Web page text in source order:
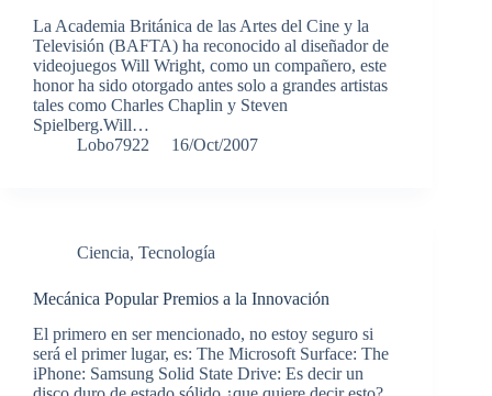
La Academia Británica de las Artes del Cine y la
Televisión (BAFTA) ha reconocido al diseñador de
videojuegos Will Wright, como un compañero, este
honor ha sido otorgado antes solo a grandes artistas
tales como Charles Chaplin y Steven
Spielberg.Will…
Lobo7922
16/Oct/2007
Ciencia, Tecnología
Mecánica Popular Premios a la Innovación
El primero en ser mencionado, no estoy seguro si
será el primer lugar, es: The Microsoft Surface: The
iPhone: Samsung Solid State Drive: Es decir un